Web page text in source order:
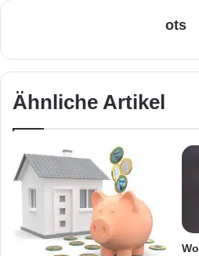
ots
Ähnliche Artikel